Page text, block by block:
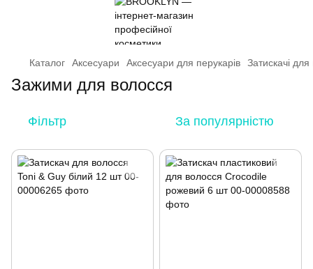
Каталог Аксесуари Аксесуари для перукарів Затискачі
Зажими для волосся
Фільтр За популярністю